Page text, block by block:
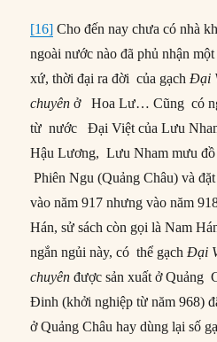
[16] Cho đến nay chưa có nhà
ngoài nước nào đã phủ nhận
xứ, thời đại ra đời của gạchĐại
chuyênở Hoa Lư… Cũng có
từ nước Đại Việt của Lưu
Hậu Lương, Lưu Nham mưu
Phiên Ngu (Quảng Châu) và
vào năm 917 nhưng vào năm
Hán, sử sách còn gọi là Nam
ngắn ngủi này, có thể gạchĐại
chuyênđược sản xuất ở Quảng
Đinh (khởi nghiệp từ năm 968)
ở Quảng Châu hay dùng lại số